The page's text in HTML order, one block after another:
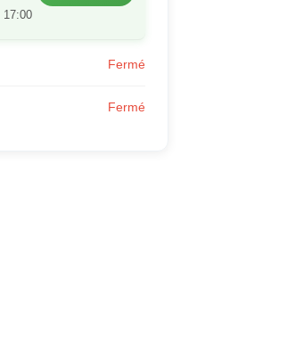
17:00
Fermé
Fermé